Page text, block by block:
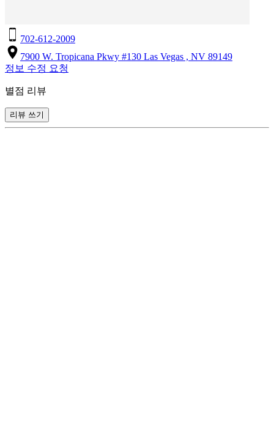
702-612-2009
7900 W. Tropicana Pkwy #130 Las Vegas , NV 89149
정보 수정 요청
별점 리뷰
리뷰 쓰기